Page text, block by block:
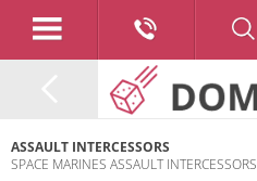
ASSAULT INTERCESSORS
SPACE MARINES ASSAULT INTERCESSORS